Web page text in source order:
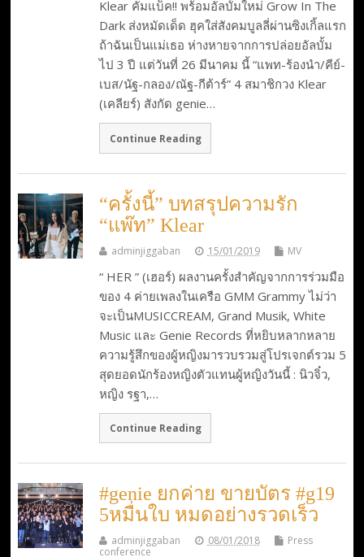
Klear คัมแบ็ค!! พร้อมอัลบั้มใหม่ Grow In The
Dark ส่งหมัดเด็ด ฮุคใส่สังคมบูลลี่ผ่านซิงเกิ้ลแรก
ถ้าฉันเป็นแม่เธอ ห่างหายจากการปล่อยอัลบั้ม
ไป 3 ปี แต่วันที่ 26 มีนาคม นี้ “แพท-ร้องนำ/คีย์-
เบส/นัฐ-กลอง/ณัฐ-กีต้าร์” 4 สมาชิกวง Klear
(เคลียร์) สังกัด genie…
Continue Reading
“ครั้งนี้” บทสรุปความรัก
“แพ๊ท” Klear
adminjiggaban 15/01/2019 MV
“ HER ” (เฮอร์) ผลงานครั้งสำคัญจากการร่วมมือ
ของ 4 ค่ายเพลงในเครือ GMM Grammy ไม่ว่า
จะเป็นMUSICCREAM, Grand Musik, White
Music และ Genie Records ที่หยิบหลากหลาย
ความรู้สึกของผู้หญิงมารวบรวมสู่โปรเจกต์รวม 5
สุดยอดนักร้องหญิงตัวแทนผู้หญิงวันนี้ : นิวจิ๋ว,
หญิง รฐา,…
Continue Reading
#genie ยกค่าย ขายบัตร #g19
5หมื่นใบ หมดอย่างรวดเร็ว
adminjiggaban 08/01/2018
Press
conference